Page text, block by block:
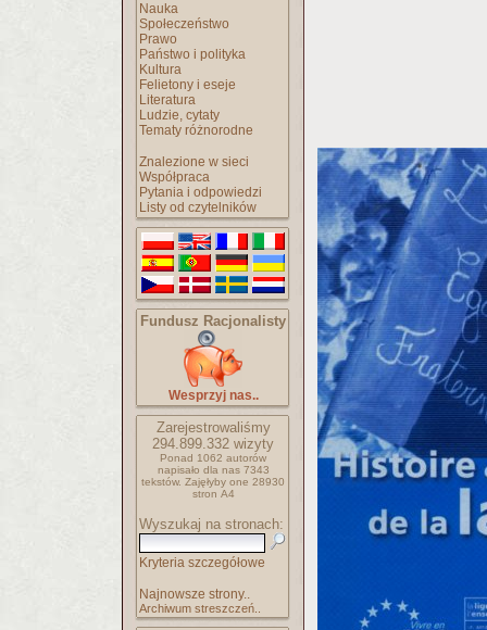
Nauka
Społeczeństwo
Prawo
Państwo i polityka
Kultura
Felietony i eseje
Literatura
Ludzie, cytaty
Tematy różnorodne
Znalezione w sieci
Współpraca
Pytania i odpowiedzi
Listy od czytelników
Fundusz Racjonalisty
Wesprzyj nas..
Zarejestrowaliśmy
294.899.332 wizyty
Ponad 1062 autorów
napisało dla nas 7343
tekstów. Zajęłyby one 28930
stron A4
Wyszukaj na stronach:
Kryteria szczegółowe
Najnowsze strony..
Archiwum streszczeń..